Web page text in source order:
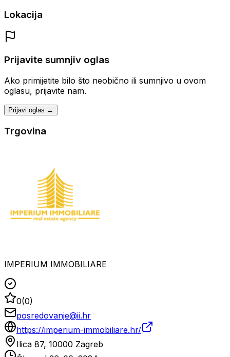
Lokacija
Prijavite sumnjiv oglas
Ako primijetite bilo što neobično ili sumnjivo u ovom
oglasu, prijavite nam.
Prijavi oglas →
Trgovina
IMPERIUM IMMOBILIARE
0(0)
posredovanje@ii.hr
https://imperium-immobiliare.hr/
Ilica 87, 10000 Zagreb